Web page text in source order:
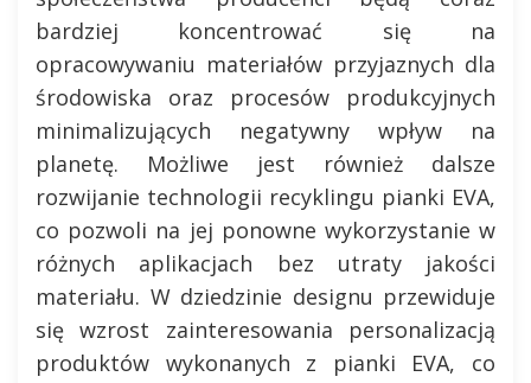
bardziej koncentrować się na
opracowywaniu materiałów przyjaznych dla
środowiska oraz procesów produkcyjnych
minimalizujących negatywny wpływ na
planetę. Możliwe jest również dalsze
rozwijanie technologii recyklingu pianki EVA,
co pozwoli na jej ponowne wykorzystanie w
różnych aplikacjach bez utraty jakości
materiału. W dziedzinie designu przewiduje
się wzrost zainteresowania personalizacją
produktów wykonanych z pianki EVA, co